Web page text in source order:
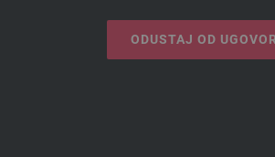
ODUSTAJ OD